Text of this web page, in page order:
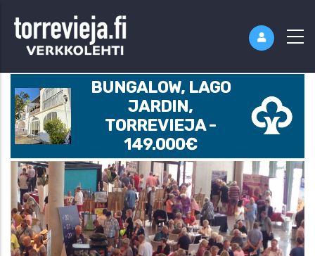
BUNGALOW, LAGO
JARDIN,
TORREVIEJA -
149.000€